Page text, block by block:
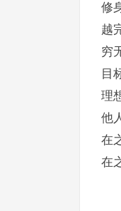
修
越
穷
目
理
他
在
在